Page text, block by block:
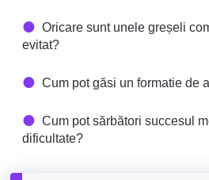
Oricare sunt unele greșeli
evitat?
Cum pot găsi un formatie de
Cum pot sărbători succesul
dificultate?